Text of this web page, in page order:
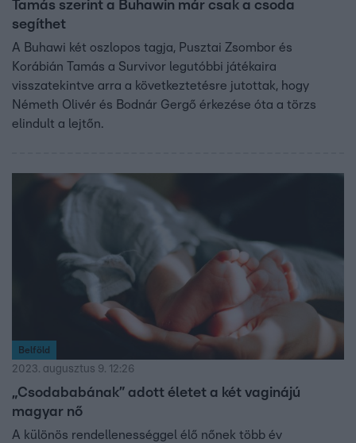
Tamás szerint a Buhawin már csak a csoda
segíthet
A Buhawi két oszlopos tagja, Pusztai Zsombor és
Korábián Tamás a Survivor legutóbbi játékaira
visszatekintve arra a következtetésre jutottak, hogy
Németh Olivér és Bodnár Gergő érkezése óta a törzs
elindult a lejtőn.
Belföld
2023. augusztus 9. 12:26
„Csodababának” adott életet a két vaginájú
magyar nő
A különös rendellenességgel élő nőnek több év